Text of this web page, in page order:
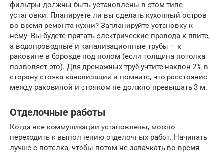
фильтры должны быть установлены в этом типе
установки. Планируете ли вы сделать кухонный остров
во время ремонта кухни? Запланируйте установку к
нему. Вы будете прятать электрические провода к плите,
а водопроводные и канализационные трубы – к
раковине в борозде под полом (если толщина потолка
позволяет это). Для дренажных труб учтите наклон 2% в
сторону стояка канализации и помните, что расстояние
между раковиной и стояком не должно превышать 3 м.
Отделочные работы
Когда все коммуникации установлены, можно
переходить к выполнению отделочных работ. Начинать
лучше с потолка, чтобы потом не запачкать во время